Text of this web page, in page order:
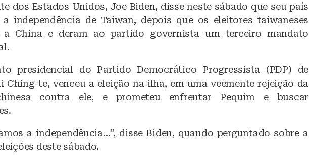
c
e
o
k
at
s
p
p
dos Estados Unidos, Joe Biden, disse neste sábado que seu país
independência de Taiwan, depois que os eleitores taiwaneses
a China e deram ao partido governista um terceiro mandato
presidencial do Partido Democrático Progressista (PDP) de
Ching-te, venceu a eleição na ilha, em uma veemente rejeição da
contra ele, e prometeu enfrentar Pequim e buscar
a independência…”, disse Biden, quando perguntado sobre a
deste sábado.